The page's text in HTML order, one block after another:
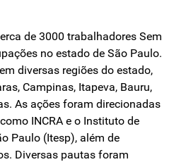
de 3000 trabalhadores Sem
no estado de São Paulo.
diversas regiões do estado,
Campinas, Itapeva, Bauru,
As ações foram direcionadas
INCRA e o Instituto de
Paulo (Itesp), além de
Diversas pautas foram